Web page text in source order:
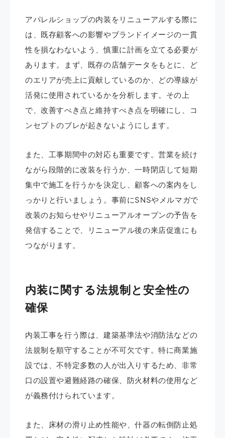
アパレルショップの内装をリニューアルする際に
は、既存顧客への影響やブランドイメージの一貫
性を損なわないよう、慎重に計画を立てる必要が
あります。まず、既存の店舗データをもとに、ど
のエリアが売上に貢献しているのか、どの導線が
活発に使用されているかを分析します。その上
で、改善すべき点と維持すべき点を明確にし、コ
ンセプトのブレが起きないようにします。
また、工事期間中の対応も重要です。営業を続け
ながら段階的に改装を行うか、一時閉店して短期
集中で施工を行うかを決定し、顧客への案内をし
っかりと行いましょう。事前にSNSやメルマガで
改装のお知らせやリニューアルオープンの予告を
発信することで、リニューアル後の来店促進にも
つながります。
内装に関する法規制と安全性の
確保
内装工事を行う際は、建築基準法や消防法などの
法規制を順守することが不可欠です。特に商業施
設では、不特定多数の人が出入りするため、非常
口の設置や避難経路の確保、防火材料の使用など
が義務付けられています。
また、床材の滑り止め性能や、什器の転倒防止処